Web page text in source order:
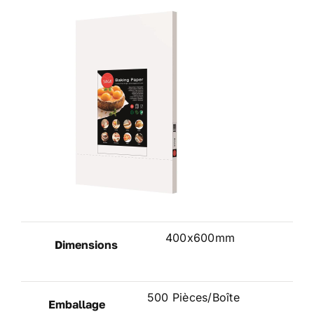
Dimensions 400x600mm
Emballage 500 Pièces/Boîte